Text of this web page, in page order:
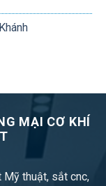
MẠI CƠ KHÍ
thuật, sắt cnc,